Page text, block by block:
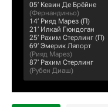
05‎’‎ Кевин Де Брёйне
(Фернандиньо)
14‎’‎ Рияд Марез (П)
21‎’‎ Илкай Гюндоган
25‎’‎ Рахим Стерлинг (П)
69‎’‎ Эмерик Ляпорт
(Рияд Марез)
87‎’‎ Рахим Стерлинг
(Рубен Диаш)